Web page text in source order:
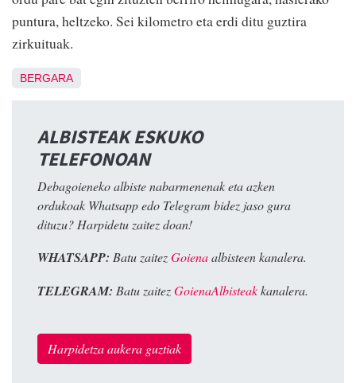
puntura, heltzeko. Sei kilometro eta erdi ditu guztira
zirkuituak.
BERGARA
ALBISTEAK ESKUKO
TELEFONOAN
Debagoieneko albiste nabarmenenak eta azken
ordukoak Whatsapp edo Telegram bidez jaso gura
dituzu? Harpidetu zaitez doan!
WHATSAPP: Batu zaitezGoienaalbisteen kanalera.
TELEGRAM: Batu zaitezGoienaAlbisteakkanalera.
Harpidetza aukera guztiak